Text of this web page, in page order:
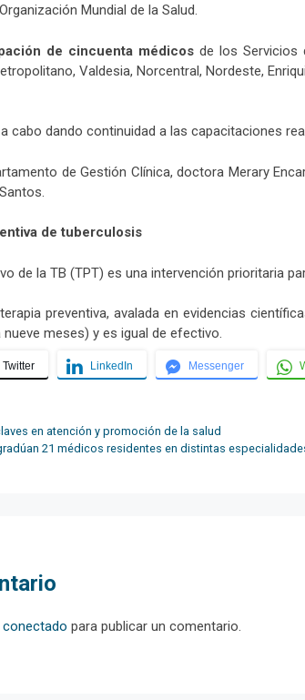
Mundial de la Salud.
de cincuenta médicos de los Servicios
Valdesia, Norcentral, Nordeste,
cabo dando continuidad a las capacitaciones
de Gestión Clínica, doctora Merary
de tuberculosis
de la TB (TPT) es una intervención prioritaria
preventiva, avalada en evidencias
meses) y es igual de efectivo.
Twitter LinkedIn Messenger
en atención y promoción de la salud
21 médicos residentes en distintas
conectado para publicar un comentario.